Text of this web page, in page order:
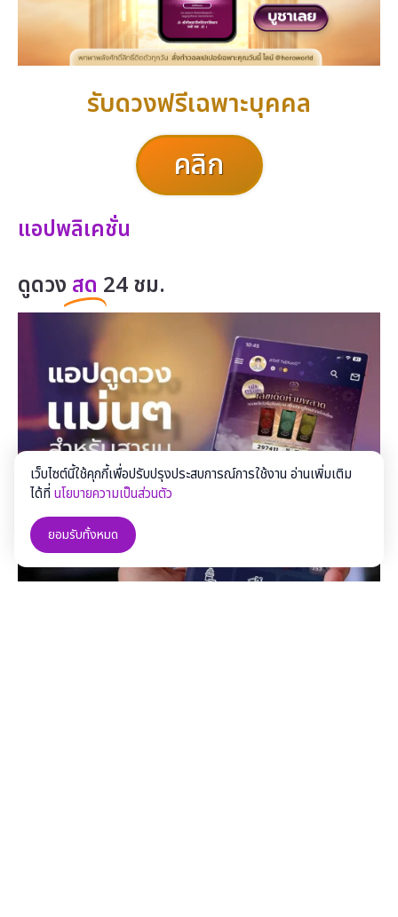
รับดวงฟรีเฉพาะบุคคล
คลิก
แอปพลิเคชั่น
ดูดวง สด 24 ชม.
เว็บไซต์นี้ใช้คุกกี้เพื่อปรับปรุงประสบการณ์การใช้งาน อ่านเพิ่มเติม
ได้ที่นโยบายความเป็นส่วนตัว
ยอมรับทั้งหมด